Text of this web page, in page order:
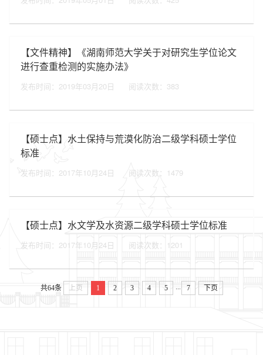
【文件精神】《湖南师范大学关于对研究生学位论文
进行查重检测的实施办法》
发布时间：2019年03月20日 阅读次数： 383
【硕士点】水土保持与荒漠化防治二级学科硕士学位
标准
发布时间：2017年10月24日 阅读次数： 1479
【硕士点】水文学及水资源二级学科硕士学位标准
发布时间：2017年10月24日 阅读次数： 1201
共64条 上页 1 2 3 4 5 ... 7 下页